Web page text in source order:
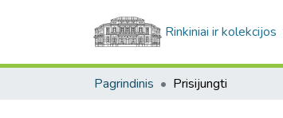
Rinkiniai ir kolekcijos
Pagrindinis Prisijungti